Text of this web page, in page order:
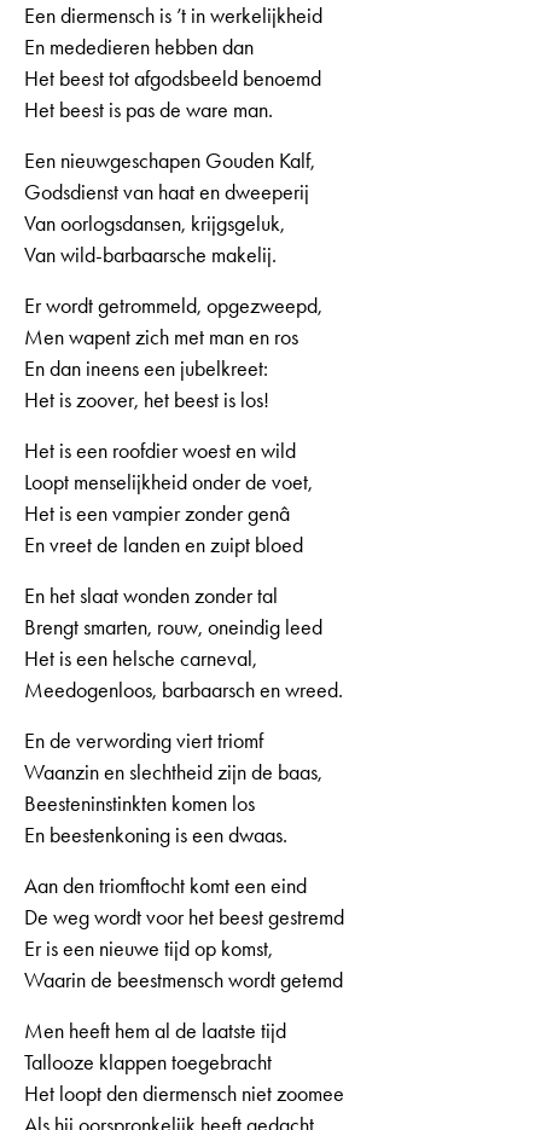
Een diermensch is ’t in werkelijkheid
En mededieren hebben dan
Het beest tot afgodsbeeld benoemd
Het beest is pas de ware man.
Een nieuwgeschapen Gouden Kalf,
Godsdienst van haat en dweeperij
Van oorlogsdansen, krijgsgeluk,
Van wild-barbaarsche makelij.
Er wordt getrommeld, opgezweepd,
Men wapent zich met man en ros
En dan ineens een jubelkreet:
Het is zoover, het beest is los!
Het is een roofdier woest en wild
Loopt menselijkheid onder de voet,
Het is een vampier zonder genâ
En vreet de landen en zuipt bloed
En het slaat wonden zonder tal
Brengt smarten, rouw, oneindig leed
Het is een helsche carneval,
Meedogenloos, barbaarsch en wreed.
En de verwording viert triomf
Waanzin en slechtheid zijn de baas,
Beesteninstinkten komen los
En beestenkoning is een dwaas.
Aan den triomftocht komt een eind
De weg wordt voor het beest gestremd
Er is een nieuwe tijd op komst,
Waarin de beestmensch wordt getemd
Men heeft hem al de laatste tijd
Tallooze klappen toegebracht
Het loopt den diermensch niet zoomee